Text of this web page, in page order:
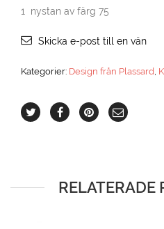
1 nystan av färg 75
Skicka e-post till en vän
Kategorier: Design från Plassard
RELATERADE